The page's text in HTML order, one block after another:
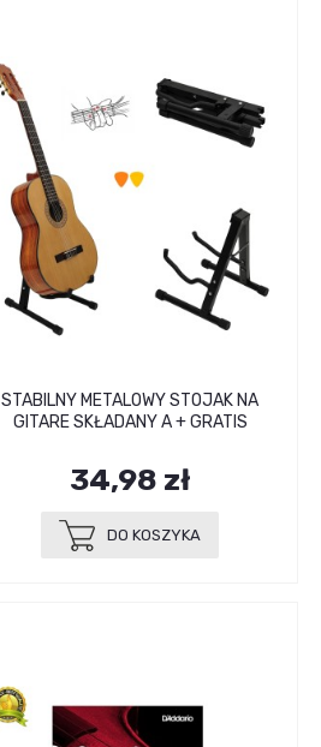
STABILNY METALOWY STOJAK NA
GITARE SKŁADANY A + GRATIS
34,98 zł
DO KOSZYKA